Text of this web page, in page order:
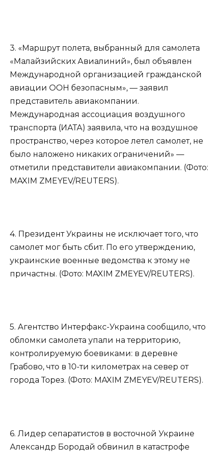
3. «Маршрут полета, выбранный для самолета
«Малайзийских Авиалиний», был объявлен
Международной организацией гражданской
авиации ООН безопасным», — заявил
представитель авиакомпании.
Международная ассоциация воздушного
транспорта (ИАТА) заявила, что на воздушное
пространство, через которое летел самолет, не
было наложено никаких ограничений» —
отметили представители авиакомпании. (Фото:
MAXIM ZMEYEV/REUTERS).
4. Президент Украины не исключает того, что
самолет мог быть сбит. По его утверждению,
украинские военные ведомства к этому не
причастны. (Фото: MAXIM ZMEYEV/REUTERS).
5. Агентство Интерфакс-Украина сообщило, что
обломки самолета упали на территорию,
контролируемую боевиками: в деревне
Грабово, что в 10-ти километрах на север от
города Торез. (Фото: MAXIM ZMEYEV/REUTERS).
6. Лидер сепаратистов в восточной Украине
Александр Бородай обвинил в катастрофе